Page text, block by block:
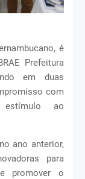
é
Prefeitura
em duas
com
ao
ano anterior,
para
promover o